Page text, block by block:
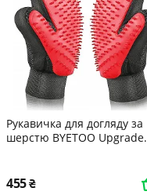
Рукавичка для догляду за
шерстю BYETOO Upgrade
455